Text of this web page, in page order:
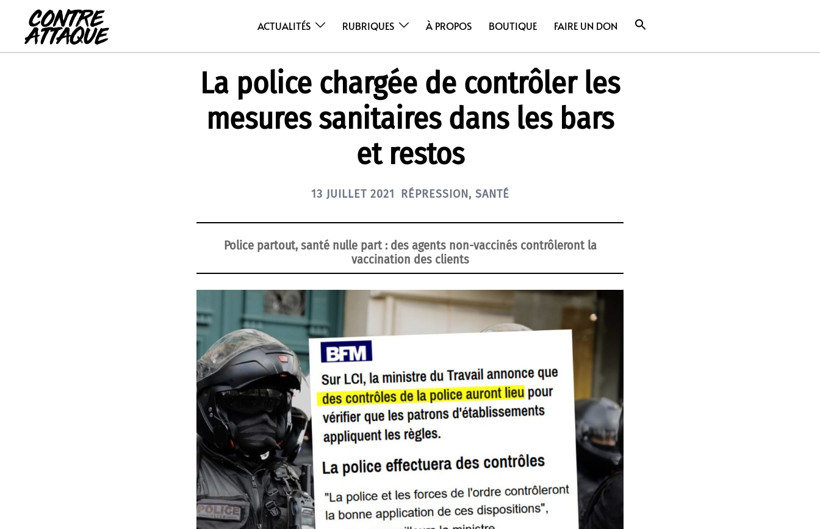
contenu
ACTUALITÉS RUBRIQUES À PROPOS BOUTIQUE FAIRE UN DON
La police chargée de contrôler les
mesures sanitaires dans les bars
et restos
13 JUILLET 2021 RÉPRESSION, SANTÉ
Police partout, santé nulle part : des agents non-vaccinés contrôleront la
vaccination des clients